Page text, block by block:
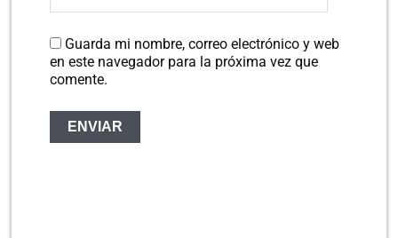
Guarda mi nombre, correo electrónico y web
en este navegador para la próxima vez que
comente.